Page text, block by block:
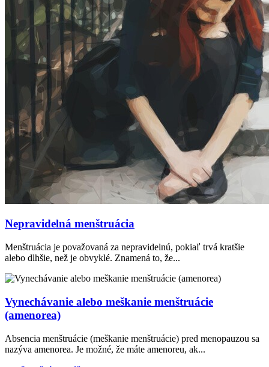
Nepravidelná menštruácia
Menštruácia je považovaná za nepravidelnú, pokiaľ trvá kratšie
alebo dlhšie, než je obvyklé. Znamená to, že...
Vynechávanie alebo meškanie menštruácie
(amenorea)
Absencia menštruácie (meškanie menštruácie) pred menopauzou sa
nazýva amenorea. Je možné, že máte amenoreu, ak...